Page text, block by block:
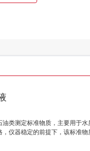
油类测定标准物质，主要用于
仪器稳定的前提下，该标准物